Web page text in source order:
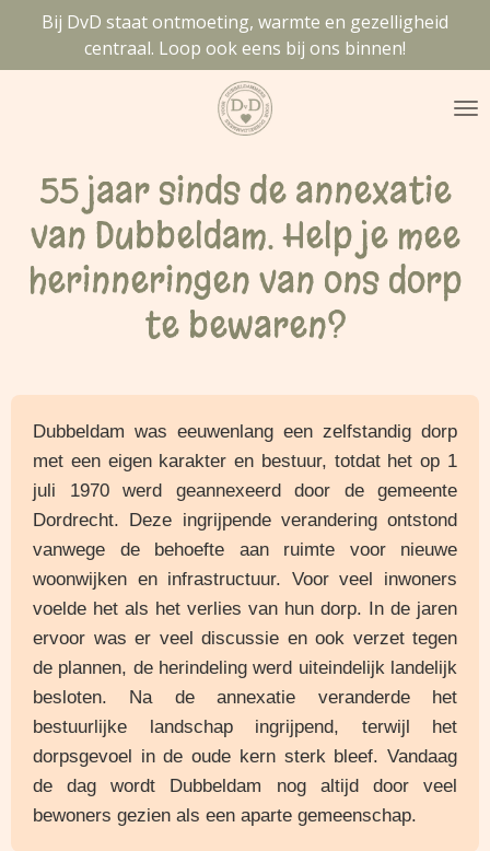
naar
Bij DvD staat ontmoeting, warmte en gezelligheid
centraal. Loop ook eens bij ons binnen!
55 jaar sinds de annexatie
van Dubbeldam. Help je mee
herinneringen van ons dorp
te bewaren?
Dubbeldam was eeuwenlang een zelfstandig dorp
met een eigen karakter en bestuur, totdat het op 1
juli 1970 werd geannexeerd door de gemeente
Dordrecht. Deze ingrijpende verandering ontstond
vanwege de behoefte aan ruimte voor nieuwe
woonwijken en infrastructuur. Voor veel inwoners
voelde het als het verlies van hun dorp. In de jaren
ervoor was er veel discussie en ook verzet tegen
de plannen, de herindeling werd uiteindelijk landelijk
besloten. Na de annexatie veranderde het
bestuurlijke landschap ingrijpend, terwijl het
dorpsgevoel in de oude kern sterk bleef. Vandaag
de dag wordt Dubbeldam nog altijd door veel
bewoners gezien als een aparte gemeenschap.